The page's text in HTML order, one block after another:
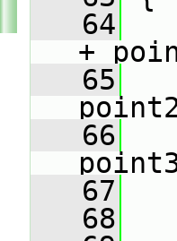
   64
+
   65
   66
   67
   68